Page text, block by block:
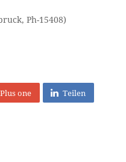
Ph-15408)
Plus one Teilen